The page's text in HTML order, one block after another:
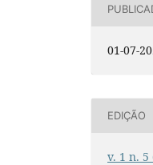
01-07-
EDIÇÃO
v. 1 n. 5